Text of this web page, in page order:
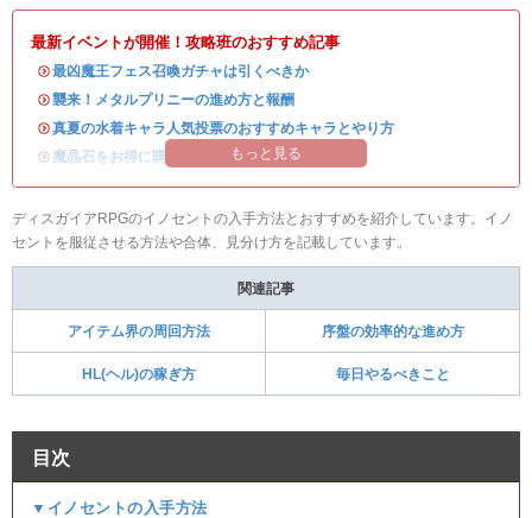
最新イベントが開催！攻略班のおすすめ記事
・最凶魔王フェス召喚ガチャは引くべきか
・襲来！メタルプリニーの進め方と報酬
・真夏の水着キャラ人気投票のおすすめキャラとやり方
・ 魔晶石をお得に購入できる公式ショップが開設！
もっと見る
ディスガイアRPGのイノセントの入手方法とおすすめを紹介しています。イノ
セントを服従させる方法や合体、見分け方を記載しています。
関連記事
アイテム界の周回方法 序盤の効率的な進め方
HL(ヘル)の稼ぎ方 毎日やるべきこと
目次
▼イノセントの入手方法